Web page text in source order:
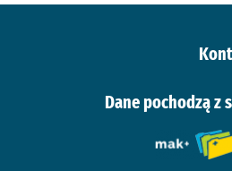
Dane pochodzą z